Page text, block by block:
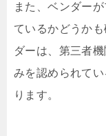
また、ベンダー
ているかどうか
ダーは、第三者
みを認められて
ります。